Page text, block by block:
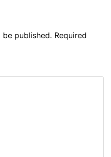
published. Required